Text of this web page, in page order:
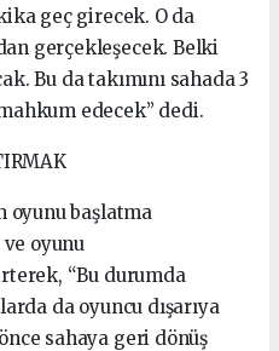
geç girecek. O da
gerçekleşecek. Belki
Bu da takımını sahada 3
edecek” dedi.
oyunu başlatma
oyunu
“Bu durumda
da oyuncu dışarıya
sahaya geri dönüş